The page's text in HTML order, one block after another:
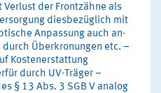
der Frontzähne als
diesbezüglich mit
Anpassung auch an-
durch Überkronungen etc. –
Kostenerstattung
durch UV-Träger –
§ 13 Abs. 3 SGB V analog